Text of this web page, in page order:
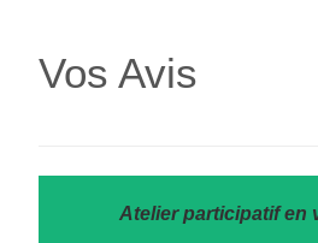
Vos Avis
Atelier participatif en